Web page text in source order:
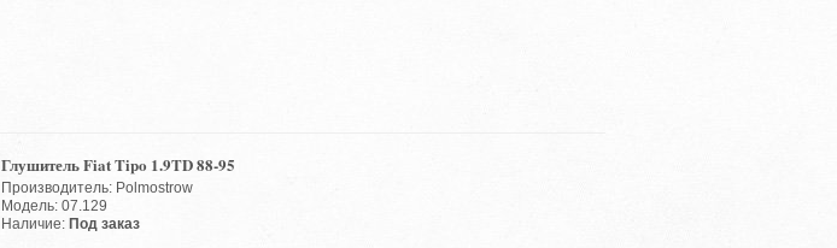
Глушитель Fiat Tipo 1.9TD 88-95
Производитель: Polmostrow
Модель: 07.129
Наличие: Под заказ